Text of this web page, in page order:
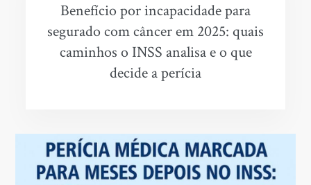
Benefício por incapacidade para
segurado com câncer em 2025: quais
caminhos o INSS analisa e o que
decide a perícia